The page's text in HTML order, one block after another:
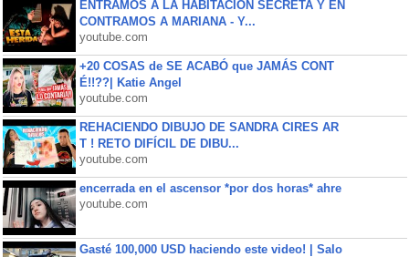
ENTRAMOS A LA HABITACIÓN SECRETA Y EN
CONTRAMOS A MARIANA - Y...
youtube.com
+20 COSAS de SE ACABÓ que JAMÁS CONT
É!!??| Katie Angel
youtube.com
REHACIENDO DIBUJO DE SANDRA CIRES AR
T ! RETO DIFÍCIL DE DIBU...
youtube.com
encerrada en el ascensor *por dos horas* ahre
youtube.com
Gasté 100,000 USD haciendo este video! | Salo